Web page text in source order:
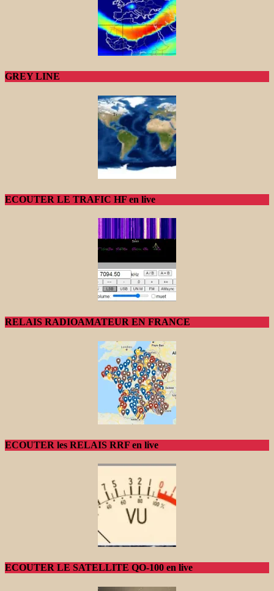
GREY LINE
ECOUTER LE TRAFIC HF en live
RELAIS RADIOAMATEUR EN FRANCE
ECOUTER les RELAIS RRF en live
ECOUTER LE SATELLITE QO-100 en live